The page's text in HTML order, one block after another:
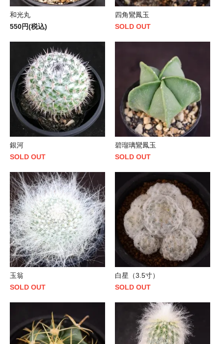
和光丸
550円(税込)
四角鸞鳳玉
SOLD OUT
銀河
SOLD OUT
碧瑠璃鸞鳳玉
SOLD OUT
玉翁
SOLD OUT
白星（3.5寸）
SOLD OUT